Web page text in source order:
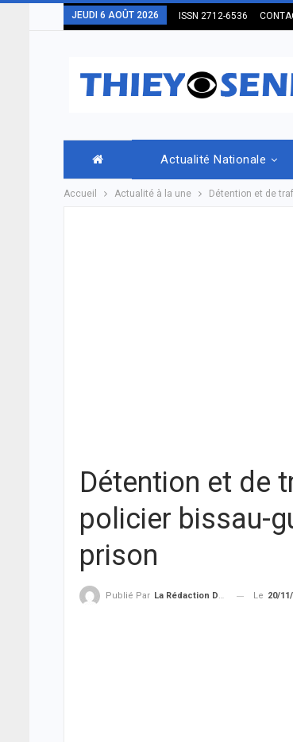
JEUDI 6 AOÛT 2026 ISSN 2712-6536
Actualité Nationale
Accueil Actualité à la une Détention et de
Détention et de
policier bissau-
prison
Publié Par La Rédaction De THIEYSENEGAL.com Le 20/